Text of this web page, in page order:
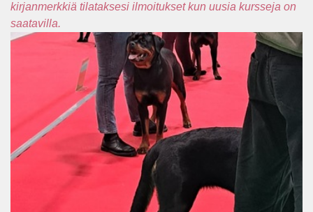
kirjanmerkkiä tilataksesi ilmoitukset kun uusia kursseja on
saatavilla.